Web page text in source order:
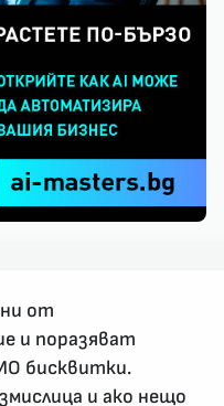
на
от
и поразяват
бисквитки.
и ако нещо